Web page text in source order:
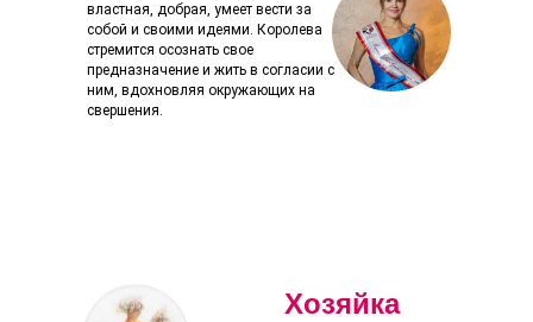
властная, добрая, умеет вести за
собой и своими идеями. Королева
стремится осознать свое
предназначение и жить в согласии с
ним, вдохновляя окружающих на
свершения.
Хозяйка